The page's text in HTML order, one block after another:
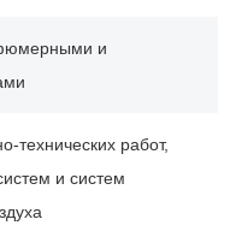
и
технических работ,
и систем